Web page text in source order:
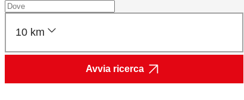
10 km
Avvia ricerca